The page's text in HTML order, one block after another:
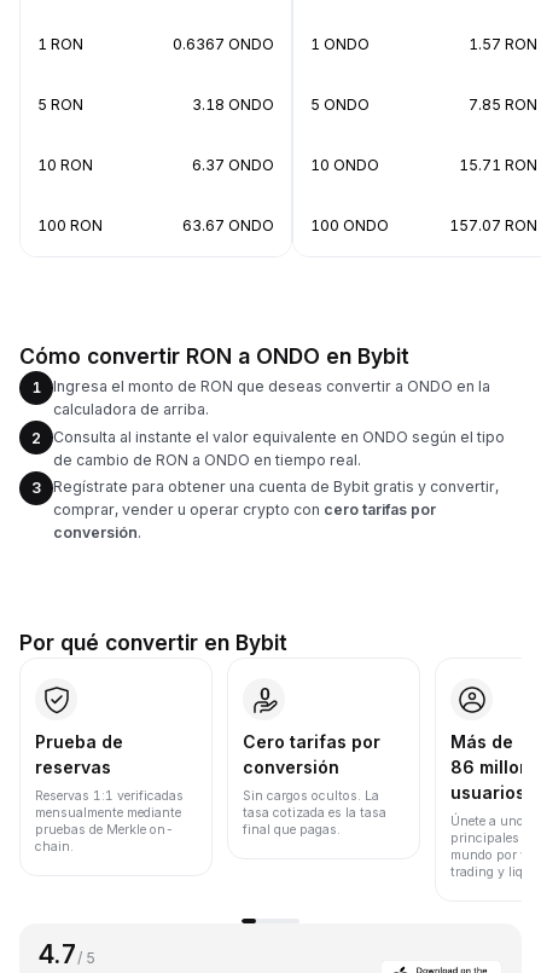
1 RON 0.6367 ONDO
5 RON 3.18 ONDO
10 RON 6.37 ONDO
100 RON 63.67 ONDO
1 ONDO 1.57 RON
5 ONDO 7.85 RON
10 ONDO 15.71 RON
100 ONDO 157.07 RON
Cómo convertir RON a ONDO en Bybit
1
Ingresa el monto de RON que deseas convertir a ONDO en la
calculadora de arriba.
2
Consulta al instante el valor equivalente en ONDO según el tipo
de cambio de RON a ONDO en tiempo real.
3
Regístrate para obtener una cuenta de Bybit gratis y convertir,
comprar, vender u operar crypto con cero tarifas por
conversión.
Por qué convertir en Bybit
Prueba de
reservas
Reservas 1:1 verificadas
mensualmente mediante
pruebas de Merkle on-
chain.
Cero tarifas por
conversión
Sin cargos ocultos. La
tasa cotizada es la tasa
final que pagas.
Más de
86
usuarios
Únete a uno
principales
mundo por
trading y
4.7/ 5